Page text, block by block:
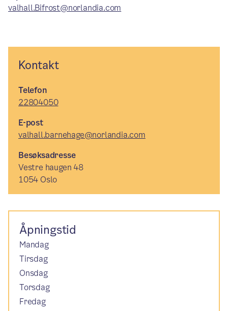
valhall.Bifrost@norlandia.com
Kontakt
Telefon
22804050
E-post
valhall.barnehage@norlandia.com
Besøksadresse
Vestre haugen 48
1054 Oslo
Åpningstid
Mandag
Tirsdag
Onsdag
Torsdag
Fredag